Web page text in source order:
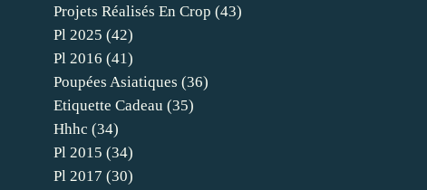
Projets Réalisés En Crop (43)
Pl 2025 (42)
Pl 2016 (41)
Poupées Asiatiques (36)
Etiquette Cadeau (35)
Hhhc (34)
Pl 2015 (34)
Pl 2017 (30)